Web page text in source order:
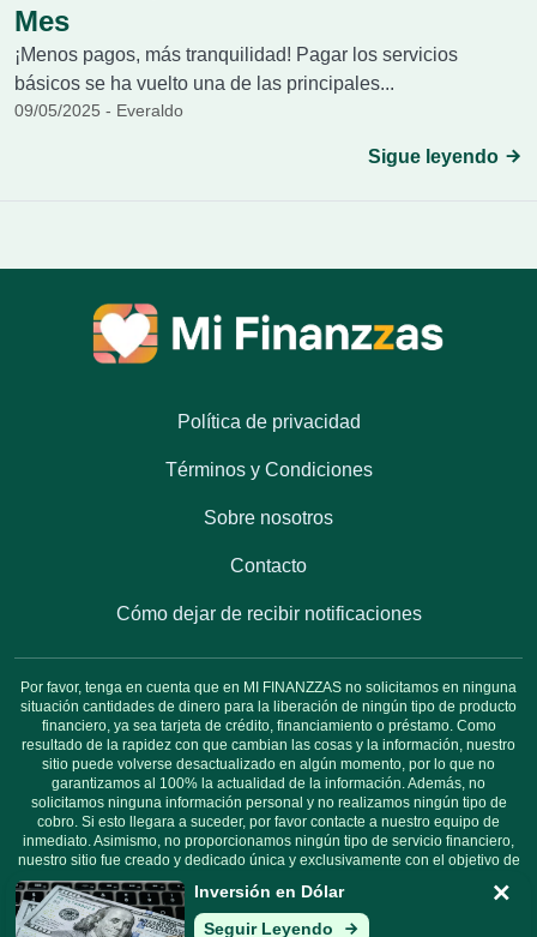
Inversión en Dólar
Seguir Leyendo
Mes
¡Menos pagos, más tranquilidad! Pagar los servicios
básicos se ha vuelto una de las principales...
09/05/2025 - Everaldo
Sigue leyendo
Política de privacidad
Términos y Condiciones
Sobre nosotros
Contacto
Cómo dejar de recibir notificaciones
Por favor, tenga en cuenta que en MI FINANZZAS no solicitamos en ninguna
situación cantidades de dinero para la liberación de ningún tipo de producto
financiero, ya sea tarjeta de crédito, financiamiento o préstamo. Como
resultado de la rapidez con que cambian las cosas y la información, nuestro
sitio puede volverse desactualizado en algún momento, por lo que no
garantizamos al 100% la actualidad de la información. Además, no
solicitamos ninguna información personal y no realizamos ningún tipo de
cobro. Si esto llegara a suceder, por favor contacte a nuestro equipo de
inmediato. Asimismo, no proporcionamos ningún tipo de servicio financiero,
nuestro sitio fue creado y dedicado única y exclusivamente con el objetivo de
informar a nuestros lectores.